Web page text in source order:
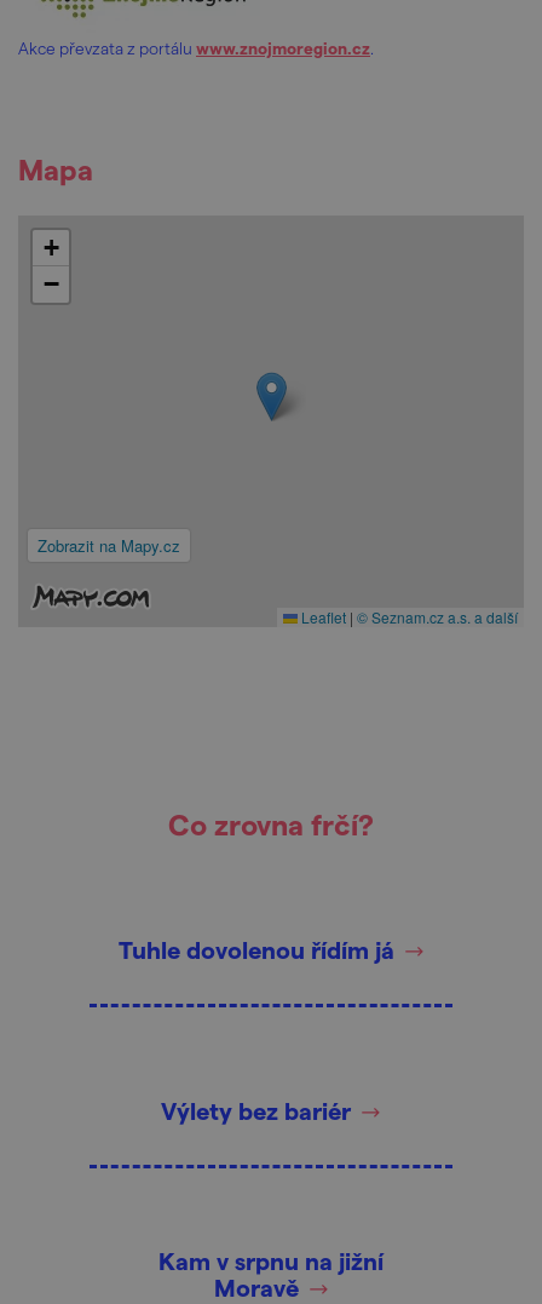
Akce převzata z portálu www.znojmoregion.cz
Mapa
Zobrazit na Mapy.cz
+
−
Leaflet | © Seznam.cz a.s. a další
Co zrovna frčí?
Tuhle dovolenou řídím já
Výlety bez bariér
Kam v srpnu na jižní
Moravě